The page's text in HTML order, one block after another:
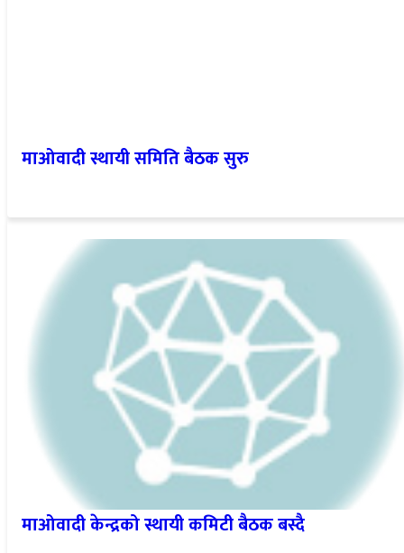
माओवादी स्थायी समिति बैठक सुरु
माओवादी केन्द्रको स्थायी कमिटी बैठक बस्दै